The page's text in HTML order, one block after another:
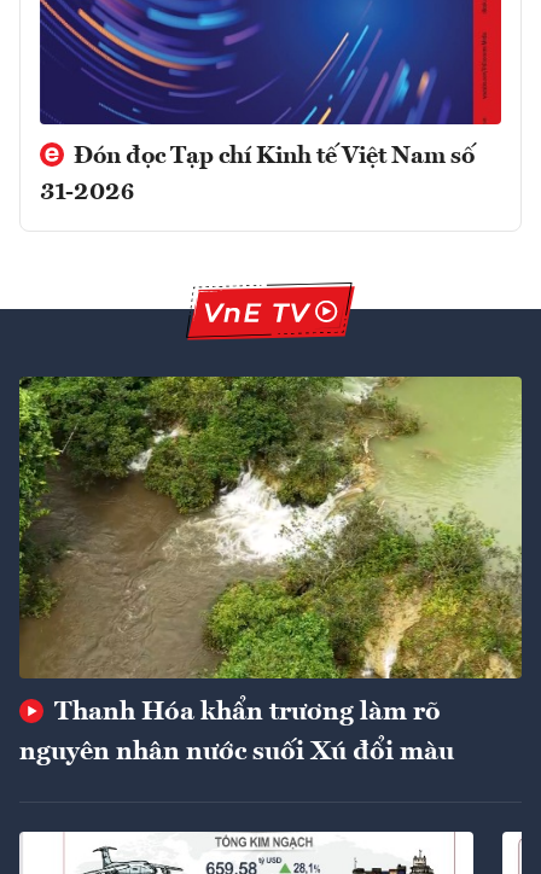
Đón đọc Tạp chí Kinh tế Việt Nam số
31-2026
Thanh Hóa khẩn trương làm rõ
nguyên nhân nước suối Xú đổi màu